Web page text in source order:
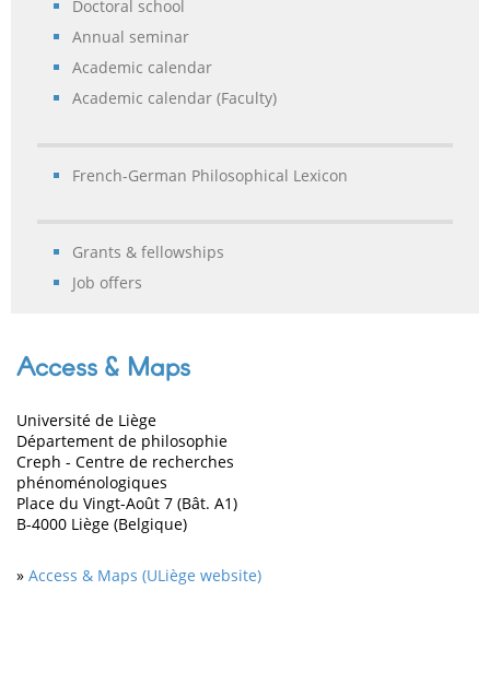
Doctoral school
Annual seminar
Academic calendar
Academic calendar (Faculty)
French-German Philosophical Lexicon
Grants & fellowships
Job offers
Access & Maps
Université de Liège
Département de philosophie
Creph - Centre de recherches
phénoménologiques
Place du Vingt-Août 7 (Bât. A1)
B-4000 Liège (Belgique)
» Access & Maps (ULiège website)